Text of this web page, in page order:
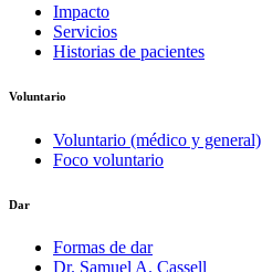
Impacto
Servicios
Historias de pacientes
Voluntario
Voluntario (médico y general)
Foco voluntario
Dar
Formas de dar
Dr. Samuel A. Cassell